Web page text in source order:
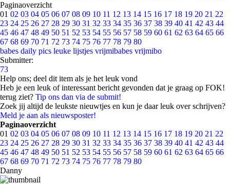
Paginaoverzicht
01 02 03 04 05 06 07 08 09 10 11 12 13 14 15 16 17 18 19 20 21 22
23 24 25 26 27 28 29 30 31 32 33 34 35 36 37 38 39 40 41 42 43 44
45 46 47 48 49 50 51 52 53 54 55 56 57 58 59 60 61 62 63 64 65 66
67 68 69 70 71 72 73 74 75 76 77 78 79 80
babes daily pics leuke lijstjes vrijmibabes vrijmibo
Submitter:
73
Help ons; deel dit item als je het leuk vond
Heb je een leuk of interessant bericht gevonden dat je graag op FOK!
terug ziet? Tip ons dan via de submit!
Zoek jij altijd de leukste nieuwtjes en kun je daar leuk over schrijven?
Meld je aan als nieuwsposter!
Paginaoverzicht
01 02 03 04 05 06 07 08 09 10 11 12 13 14 15 16 17 18 19 20 21 22
23 24 25 26 27 28 29 30 31 32 33 34 35 36 37 38 39 40 41 42 43 44
45 46 47 48 49 50 51 52 53 54 55 56 57 58 59 60 61 62 63 64 65 66
67 68 69 70 71 72 73 74 75 76 77 78 79 80
Danny